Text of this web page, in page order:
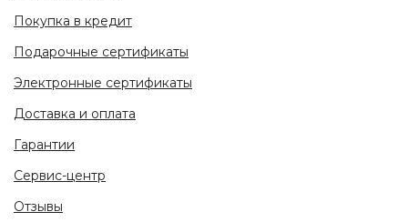
Покупка в кредит
Подарочные сертификаты
Электронные сертификаты
Доставка и оплата
Гарантии
Сервис-центр
Отзывы